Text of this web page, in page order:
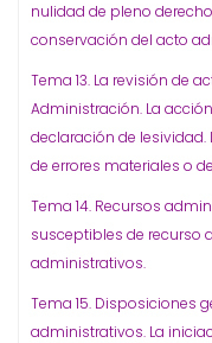
nulidad de pleno
conservación del acto
Tema 13. La revisión de
Administración. La
declaración de lesividad.
de errores materiales o
Tema 14. Recursos
susceptibles de recurso
administrativos.
Tema 15. Disposiciones
administrativos. La